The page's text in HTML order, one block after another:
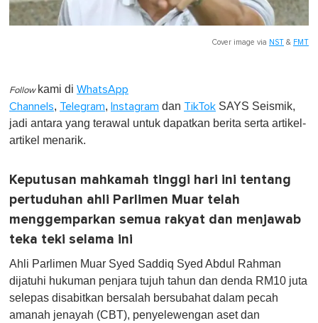
Cover image via NST & FMT
Follow kami di WhatsApp
Channels, Telegram, Instagram dan TikTok SAYS Seismik,
jadi antara yang terawal untuk dapatkan berita serta artikel-
artikel menarik.
Keputusan mahkamah tinggi hari ini tentang
pertuduhan ahli Parlimen Muar telah
menggemparkan semua rakyat dan menjawab
teka teki selama ini
Ahli Parlimen Muar Syed Saddiq Syed Abdul Rahman
dijatuhi hukuman penjara tujuh tahun dan denda RM10 juta
selepas disabitkan bersalah bersubahat dalam pecah
amanah jenayah (CBT), penyelewengan aset dan